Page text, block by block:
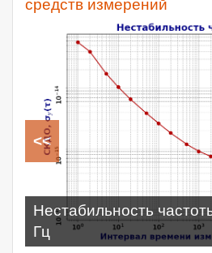
средств измерений
Нестабильность
Гц
Спектральная
фазового шума
Спектральная
фазового шума сигнала
Спектральная
фазового шума сигнала
<<